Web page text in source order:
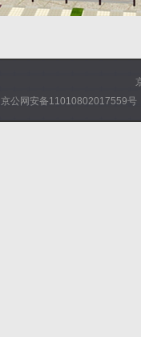
京公网安备11010802017559号